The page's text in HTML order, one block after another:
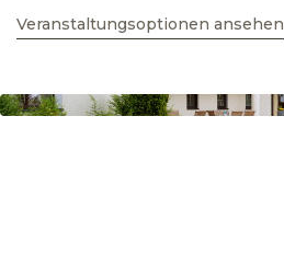
Veranstaltungsoptionen ansehen